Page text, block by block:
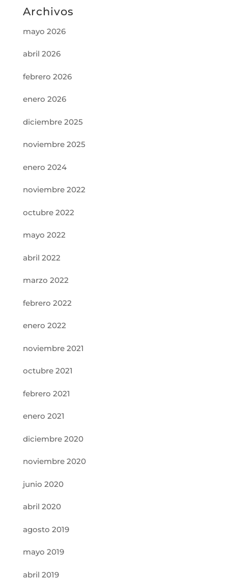
Archivos
mayo 2026
abril 2026
febrero 2026
enero 2026
diciembre 2025
noviembre 2025
enero 2024
noviembre 2022
octubre 2022
mayo 2022
abril 2022
marzo 2022
febrero 2022
enero 2022
noviembre 2021
octubre 2021
febrero 2021
enero 2021
diciembre 2020
noviembre 2020
junio 2020
abril 2020
agosto 2019
mayo 2019
abril 2019